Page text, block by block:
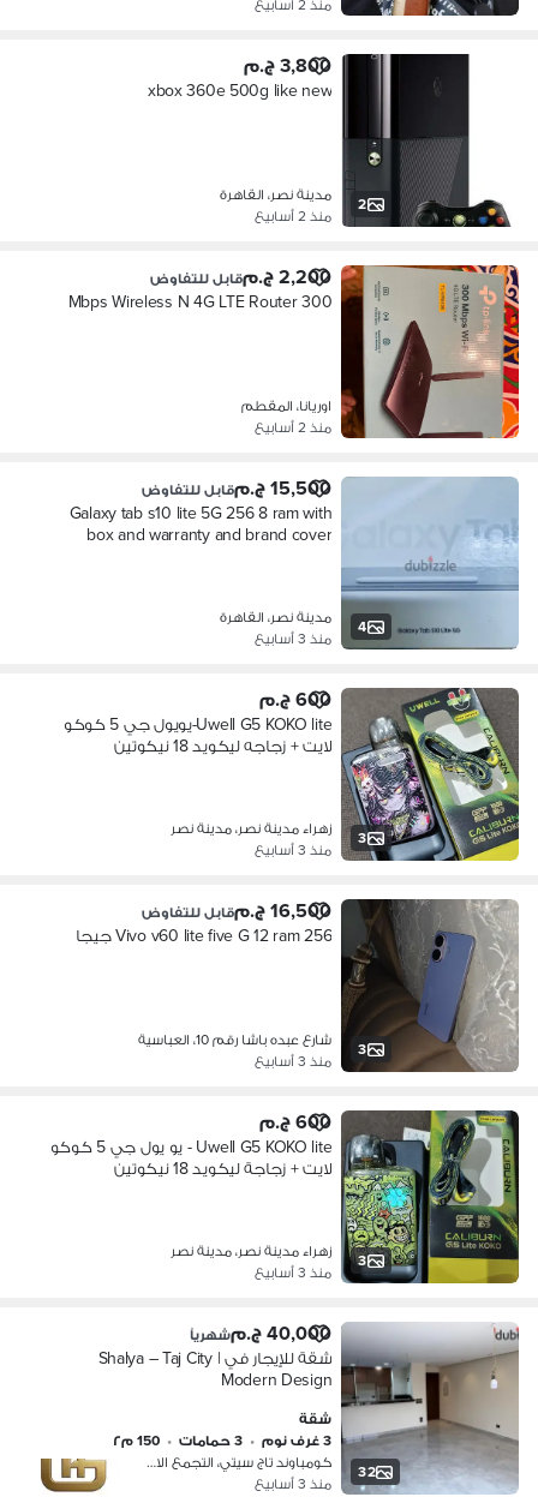
منذ 2 أسابيع
2
3,800 ج.م
xbox 360e 500g like new
مدينة نصر، القاهرة
منذ 2 أسابيع
2,200 ج.م قابل للتفاوض
300 Mbps Wireless N 4G LTE Router
اوريانا، المقطم
منذ 2 أسابيع
4
15,500 ج.م قابل للتفاوض
Galaxy tab s10 lite 5G 256 8 ram with
box and warranty and brand cover
مدينة نصر، القاهرة
منذ 3 أسابيع
3
600 ج.م
Uwell G5 KOKO lite-يويول جي 5 كوكو
لايت + زجاجه ليكويد 18 نيكوتين
زهراء مدينة نصر، مدينة نصر
منذ 3 أسابيع
3
16,500 ج.م قابل للتفاوض
Vivo v60 lite five G 12 ram 256 جيجا
شارع عبده باشا رقم 10، العباسية
منذ 3 أسابيع
3
600 ج.م
Uwell G5 KOKO lite - يو يول جي 5 كوكو
لايت + زجاجة ليكويد 18 نيكوتين
زهراء مدينة نصر، مدينة نصر
منذ 3 أسابيع
32
40,000 ج.م شهرياً
شقة للإيجار في Shalya – Taj City |
Modern Design
شقة
3 غرف نوم
• 3 حمامات • 150 م٢
كومباوند تاج سيتي، التجمع الاول
منذ 3 أسابيع